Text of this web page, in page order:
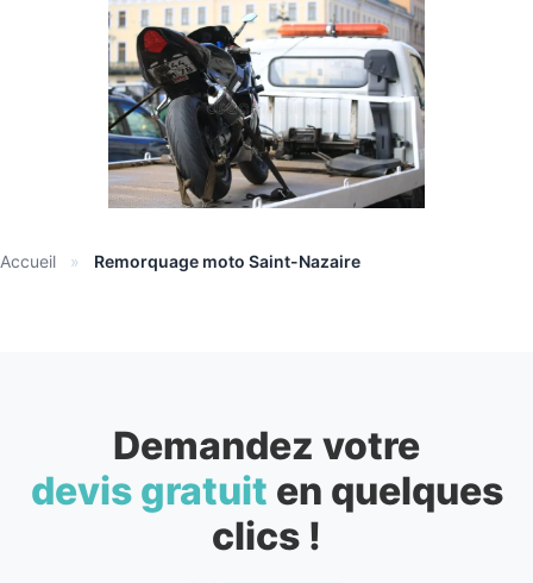
Accueil » Remorquage moto Saint-Nazaire
Demandez votre
devis gratuit en quelques
clics !